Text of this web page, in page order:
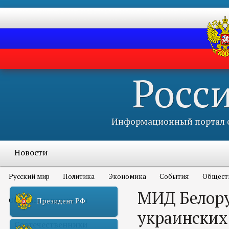
Информационный портал
Новости
Русский мир Политика Экономика События
Объявления и конкурсы
Соотечественники
Президент РФ
МИД